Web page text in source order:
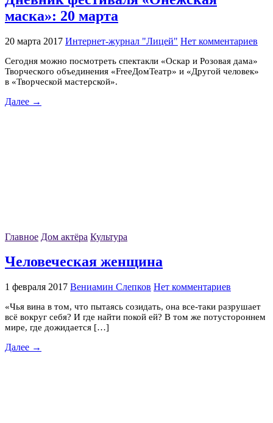
маска»: 20 марта
20 марта 2017 Интернет-журнал "Лицей" Нет комментариев
Сегодня можно посмотреть спектакли «Оскар и Розовая дама»
Творческого объединения «FreeДомТеатр» и «Другой человек»
в «Творческой мастерской».
Далее →
Главное Дом актёра Культура
Человеческая женщина
1 февраля 2017 Вениамин Слепков Нет комментариев
«Чья вина в том, что пытаясь созидать, она все-таки разрушает
всё вокруг себя? И где найти покой ей? В том же потустороннем
мире, где дожидается […]
Далее →